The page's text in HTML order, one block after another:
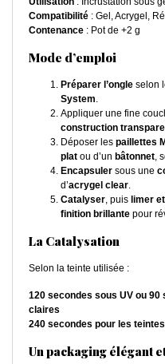
Compatibilité : Gel, Acrygel,
Contenance : Pot de +2 g
Mode d’emploi
Préparer l’ongle selon
System.
Appliquer une fine
construction
Déposer les paillettes
plat ou d’un bâtonnet,
Encapsuler sous une
d’acrygel clear.
Catalyser, puis limer
finition brillante pour
La Catalysation
Selon la teinte utilisée :
120 secondes sous UV ou
claires
240 secondes pour les
Un packaging élégant